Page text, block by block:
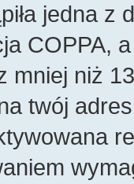
jedna
COPPA,
mniej niż
twój